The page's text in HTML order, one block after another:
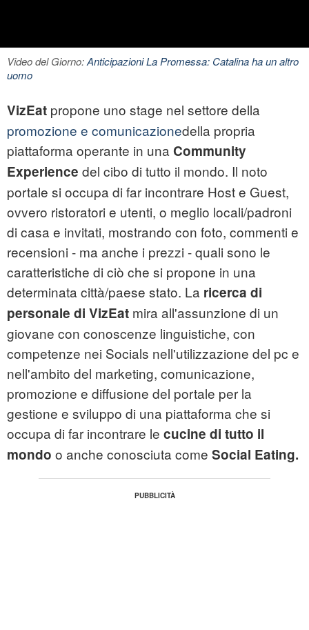
Video del Giorno:Anticipazioni La Promessa: Catalina ha un altro
uomo
VizEat propone uno stage nel settore della
promozione e comunicazionedella propria
piattaforma operante in una Community
Experience del cibo di tutto il mondo. Il noto
portale si occupa di far incontrare Host e Guest,
ovvero ristoratori e utenti, o meglio locali/padroni
di casa e invitati, mostrando con foto, commenti e
recensioni - ma anche i prezzi - quali sono le
caratteristiche di ciò che si propone in una
determinata città/paese stato. La ricerca di
personale di VizEat mira all'assunzione di un
giovane con conoscenze linguistiche, con
competenze nei Socials nell'utilizzazione del pc e
nell'ambito del marketing, comunicazione,
promozione e diffusione del portale per la
gestione e sviluppo di una piattaforma che si
occupa di far incontrare le cucine di tutto il
mondo o anche conosciuta come Social Eating.